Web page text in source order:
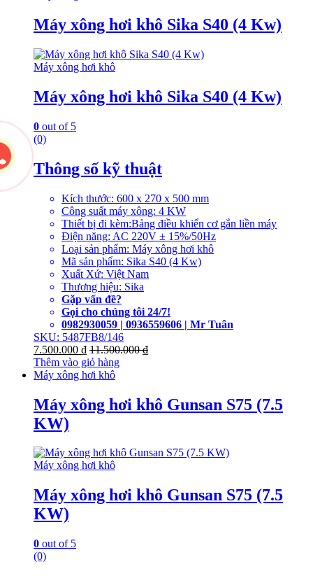
Máy xông hơi khô Sika S40 (4 Kw)
Máy xông hơi khô
Máy xông hơi khô Sika S40 (4 Kw)
0 out of 5
(0)
Thông số kỹ thuật
Kích thước: 600 x 270 x 500 mm
Công suất máy xông: 4 KW
Thiết bị đi kèm:Bảng điều khiển cơ gắn liền máy
Điện năng: AC 220V ± 15%/50Hz
Loại sản phẩm: Máy xông hơi khô
Mã sản phẩm: Sika S40 (4 Kw)
Xuất Xứ: Việt Nam
Thương hiệu: Sika
Gặp vấn đề?
Gọi cho chúng tôi 24/7!
0982930059 | 0936559606 | Mr Tuân
SKU: 5487FB8/146
7.500.000 ₫ 11.500.000₫
Thêm vào giỏ hàng
Máy xông hơi khô
Máy xông hơi khô Gunsan S75 (7.5
KW)
Máy xông hơi khô
Máy xông hơi khô Gunsan S75 (7.5
KW)
0 out of 5
(0)